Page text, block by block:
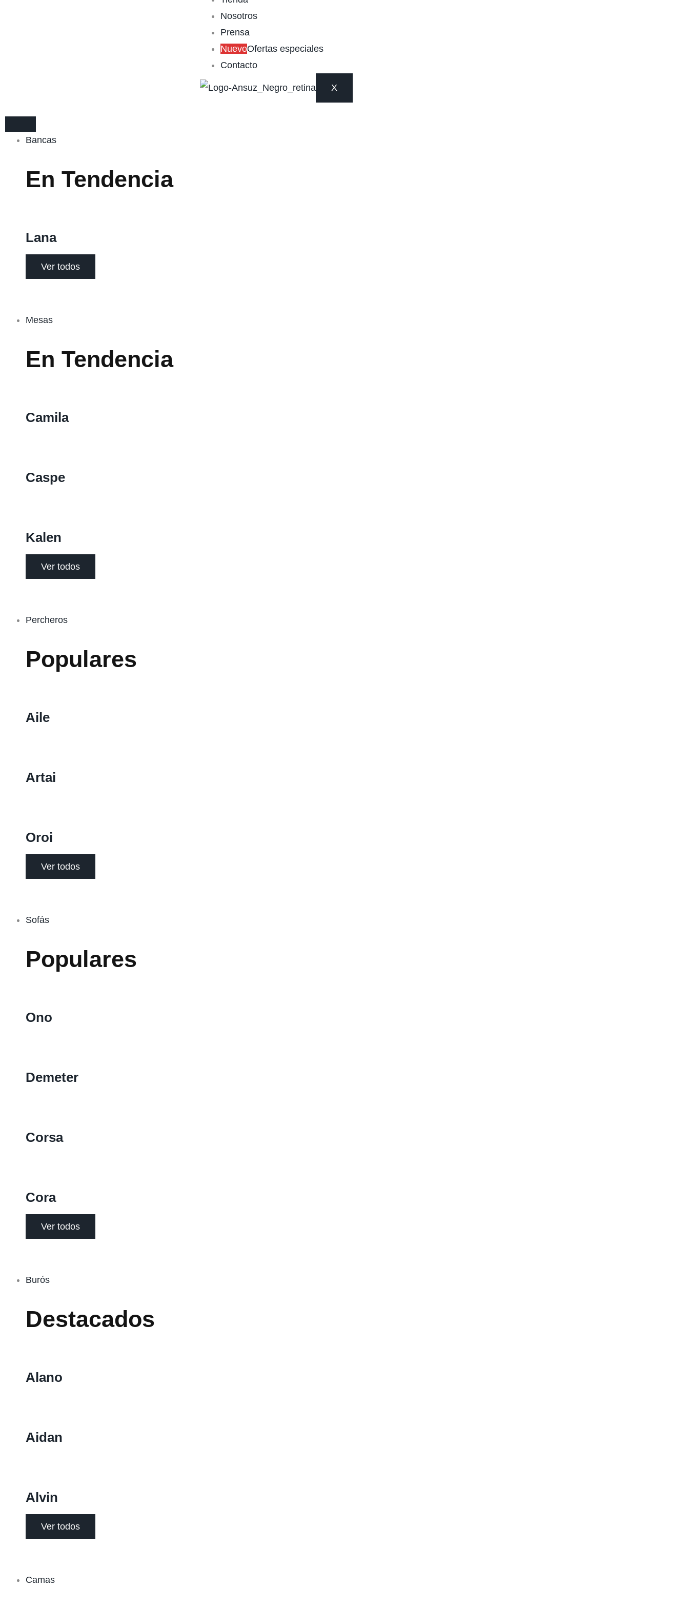
Nosotros
Prensa
NuevoOfertas especiales
Contacto
X
Bancas
En Tendencia
Lana
Ver todos
Mesas
En Tendencia
Camila
Caspe
Kalen
Ver todos
Percheros
Populares
Aile
Artai
Oroi
Ver todos
Sofás
Populares
Ono
Demeter
Corsa
Cora
Ver todos
Burós
Destacados
Alano
Aidan
Alvin
Ver todos
Camas